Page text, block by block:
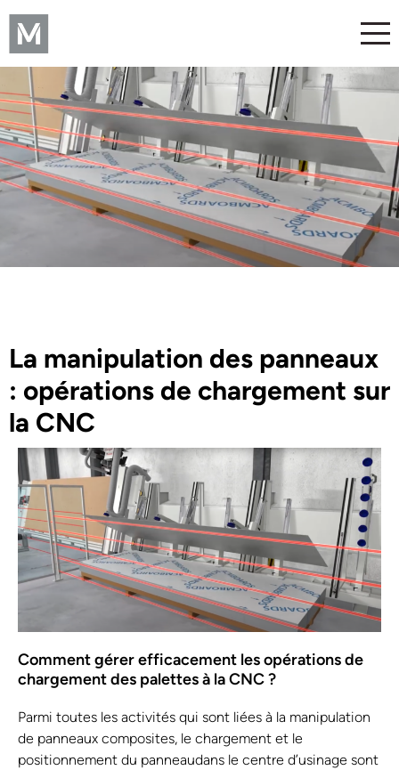
La manipulation des panneaux
: opérations de chargement sur
la CNC
Comment gérer efficacement les opérations de
chargement des palettes à la CNC ?
Parmi toutes les activités qui sont liées à la manipulation
de panneaux composites, le chargement et le
positionnement du panneaudans le centre d’usinage sont